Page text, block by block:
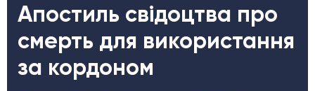
Апостиль свідоцтва про
смерть для використання
за кордоном